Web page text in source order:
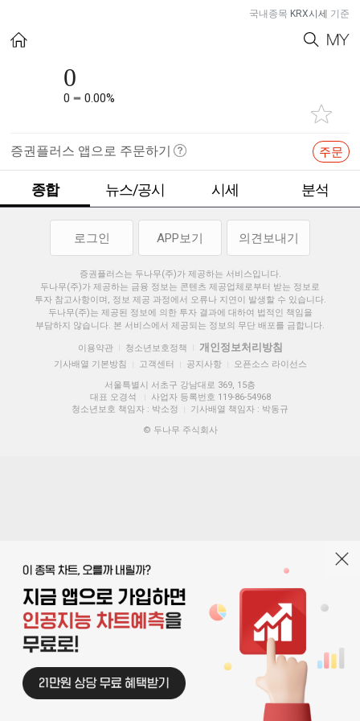
국내종목 KRX시세 기준
0
0 0.00%
증권플러스 앱으로 주문하기 주문
종합 뉴스/공시 시세 분석
로그인 APP보기 의견보내기
증권플러스는 두나무(주)가 제공하는 서비스입니다.
두나무(주)가 제공하는 금융 정보는 콘텐츠 제공업체로부터 받는 정보로
투자 참고사항이며, 정보 제공 과정에서 오류나 지연이 발생할 수 있습니다.
두나무(주)는 제공된 정보에 의한 투자 결과에 대하여 법적인 책임을
부담하지 않습니다. 본 서비스에서 제공되는 정보의 무단 배포를 금합니다.
이용약관 청소년보호정책 개인정보처리방침
기사배열 기본방침 고객센터 공지사항
오픈소스 라이선스
서울특별시 서초구 강남대로 369, 15층
대표 오경석
사업자 등록번호 119-86-54968
청소년보호 책임자 : 박소정
기사배열 책임자 : 박동규
© 두나무 주식회사